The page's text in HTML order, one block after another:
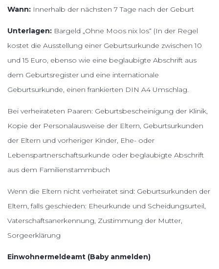
Wann: Innerhalb der nächsten 7 Tage nach der Geburt
Unterlagen: Bargeld „Ohne Moos nix los“ (In der Regel
kostet die Ausstellung einer Geburtsurkunde zwischen 10
und 15 Euro, ebenso wie eine beglaubigte Abschrift aus
dem Geburtsregister und eine internationale
Geburtsurkunde, einen frankierten DIN A4 Umschlag.
Bei verheirateten Paaren: Geburtsbescheinigung der Klinik,
Kopie der Personalausweise der Eltern, Geburtsurkunden
der Eltern und vorheriger Kinder, Ehe- oder
Lebenspartnerschaftsurkunde oder beglaubigte Abschrift
aus dem Familienstammbuch
Wenn die Eltern nicht verheiratet sind: Geburtsurkunden der
Eltern, falls geschieden: Eheurkunde und Scheidungsurteil,
Vaterschaftsanerkennung, Zustimmung der Mutter,
Sorgeerklärung
Einwohnermeldeamt (Baby anmelden)